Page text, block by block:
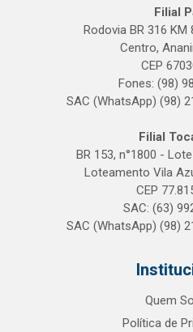
Filial
Rodovia BR 316 KM
Centro,
CEP
Fones: (98)
SAC (WhatsApp) (98)
Filial
BR 153, n°1800 -
Loteamento Vila
CEP
SAC: (63)
SAC (WhatsApp) (98)
Quem
Política de